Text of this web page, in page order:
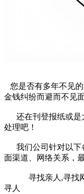
您是否有多年不见
金钱纠纷而避而不见
还在刊登报纸或是
处理吧！
我们公司针对以下
面渠道、网络关系，
寻找亲人,寻找网
寻人